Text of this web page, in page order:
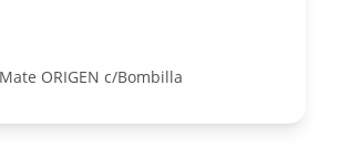
Mate ORIGEN c/Bombilla